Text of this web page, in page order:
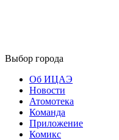
Выбор города
Об ИЦАЭ
Новости
Атомотека
Команда
Приложение
Комикс